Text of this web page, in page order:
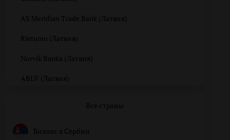
AS Meridian Trade Bank (Латвия)
Rietumu (Латвия)
Norvik Banka (Латвия)
ABLV (Латвия)
Все страны
Бизнес в Сербии